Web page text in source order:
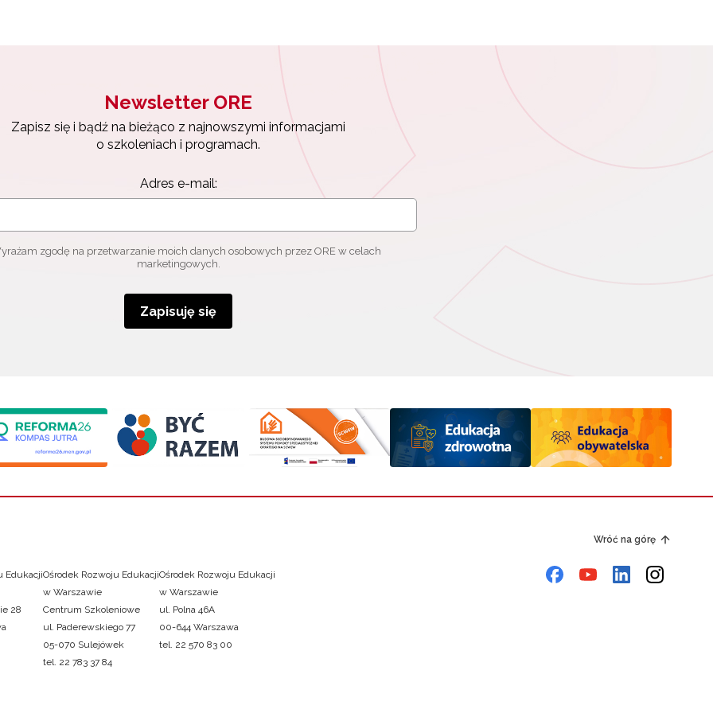
Newsletter ORE
Zapisz się i bądź na bieżąco z najnowszymi informacjami
o szkoleniach i programach.
Adres e-mail:
zgodę na przetwarzanie moich danych osobowych przez ORE w celach
marketingowych.
Zapisuję się
Wróć na górę
Edukacji
28
Ośrodek Rozwoju Edukacji
w Warszawie
Centrum Szkoleniowe
ul. Paderewskiego 77
05-070 Sulejówek
tel. 22 783 37 84
Ośrodek Rozwoju Edukacji
w Warszawie
ul. Polna 46A
00-644 Warszawa
tel. 22 570 83 00